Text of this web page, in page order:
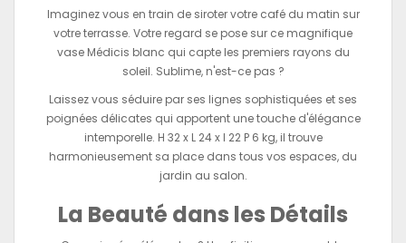
Imaginez vous en train de siroter votre café du matin sur
votre terrasse. Votre regard se pose sur ce magnifique
vase Médicis blanc qui capte les premiers rayons du
soleil. Sublime, n'est-ce pas ?
Laissez vous séduire par ses lignes sophistiquées et ses
poignées délicates qui apportent une touche d'élégance
intemporelle. H 32 x L 24 x l 22 P 6 kg, il trouve
harmonieusement sa place dans tous vos espaces, du
jardin au salon.
La Beauté dans les Détails